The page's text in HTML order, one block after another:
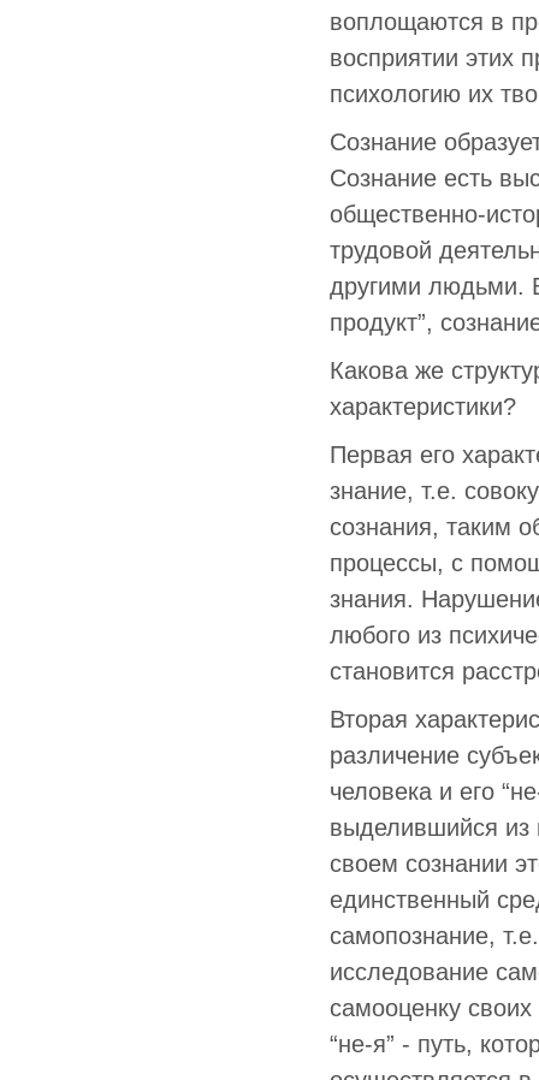
воплощаются в
восприятии этих
психологию их
Сознание
Сознание есть
общественно-
трудовой
другими людьми.
продукт”,
Какова же
характеристики?
Первая его
знание, т.е.
сознания, таким
процессы, с
знания.
любого из
становится
Вторая
различение
человека и его
выделившийся из
своем сознании
единственный
самопознание,
исследование
самооценку
“не-я” - путь,